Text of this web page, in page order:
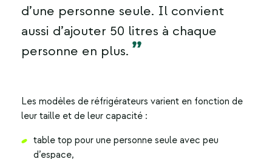
d’une personne seule. Il convient
aussi d’ajouter 50 litres à chaque
personne en plus.
Les modèles de réfrigérateurs varient en fonction de
leur taille et de leur capacité :
table top pour une personne seule avec peu
d’espace,